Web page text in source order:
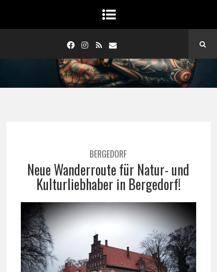
BERGEDORF
Neue Wanderroute für Natur- und
Kulturliebhaber in Bergedorf!